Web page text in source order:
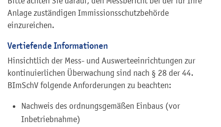
Anlage zuständigen Immissionsschutzbehörde
einzureichen.
Vertiefende Informationen
Hinsichtlich der Mess- und Auswerteeinrichtungen zur
kontinuierlichen Überwachung sind nach § 28 der 44.
BImSchV folgende Anforderungen zu beachten:
Nachweis des ordnungsgemäßen Einbaus (vor
Inbetriebnahme)